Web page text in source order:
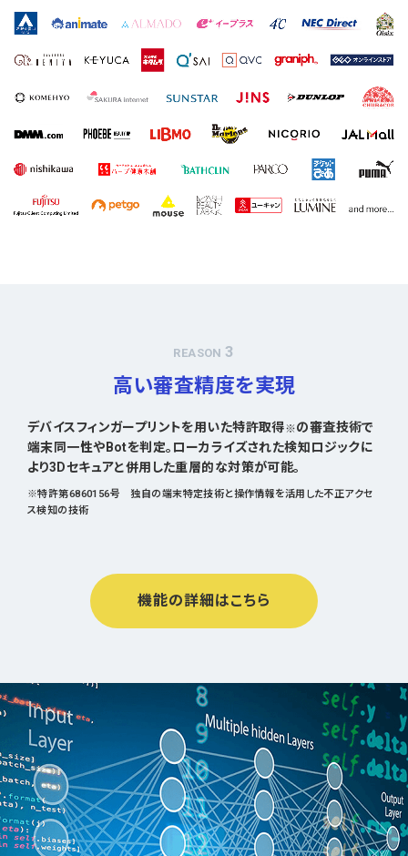
REASON3
高い審査精度を実現
デバイスフィンガープリントを用いた特許取得※の審査技術で
端末同一性やBotを判定。ローカライズされた検知ロジックに
より3Dセキュアと併用した重層的な対策が可能。
※特許第6860156号 独自の端末特定技術と操作情報を活用した不正アクセ
ス検知の技術
機能の詳細はこちら